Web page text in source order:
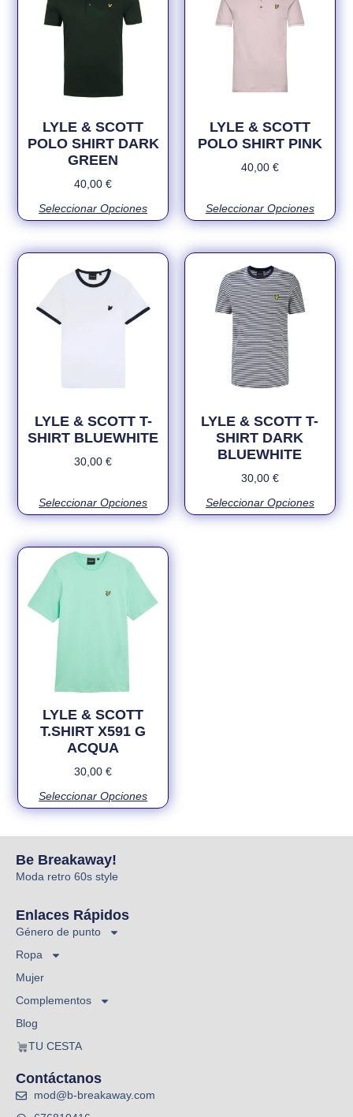
LYLE & SCOTT
POLO SHIRT DARK
GREEN
40,00€
Seleccionar Opciones
LYLE & SCOTT
POLO SHIRT PINK
40,00 €
Seleccionar Opciones
LYLE & SCOTT T-
SHIRT BLUEWHITE
30,00€
Seleccionar Opciones
LYLE & SCOTT T-
SHIRT DARK
BLUEWHITE
30,00 €
Seleccionar Opciones
LYLE & SCOTT
T.SHIRT X591 G
ACQUA
30,00€
Seleccionar Opciones
Be Breakaway!
Moda retro 60s style
Enlaces Rápidos
Género de punto
Ropa
Mujer
Complementos
Blog
TU CESTA
Contáctanos
mod@b-breakaway.com